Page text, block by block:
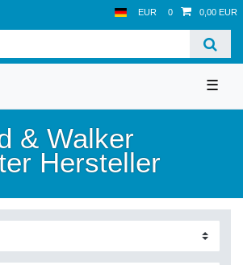
EUR 0 0,00 EUR
☰
& Walker
Hersteller